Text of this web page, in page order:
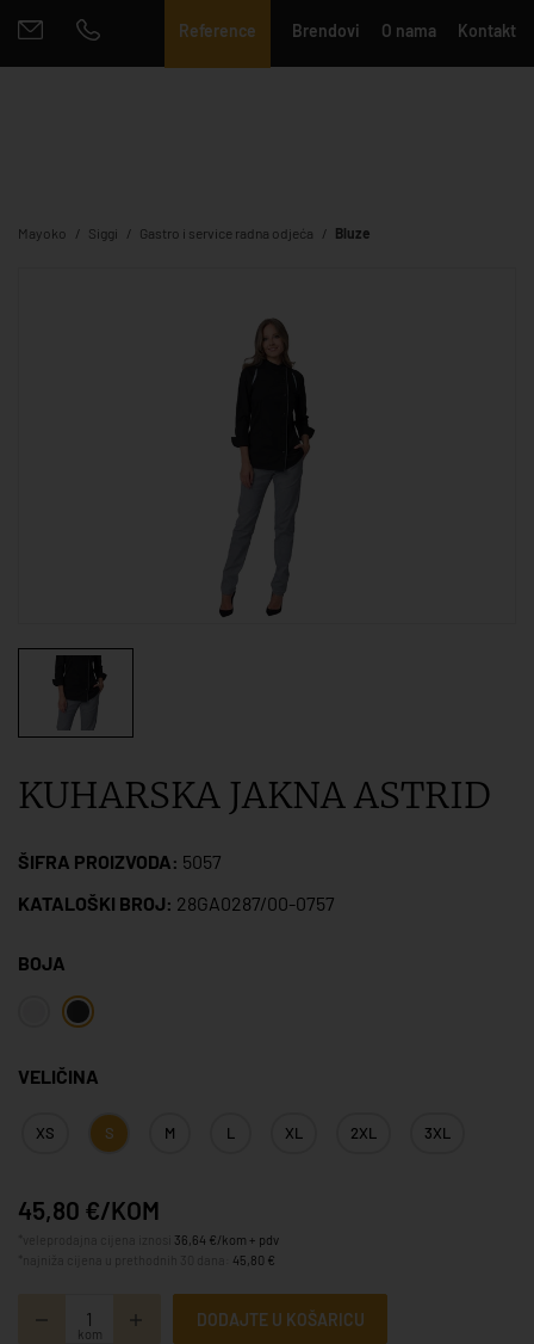
Reference Brendovi O nama Kontakt
Mayoko Siggi Gastro i service radna odjeća Bluze
KUHARSKA JAKNA ASTRID
ŠIFRA PROIZVODA: 5057
KATALOŠKI BROJ: 28GA0287/00-0757
BOJA
VELIČINA
XS S M L XL 2XL 3XL
45,80 €/KOM
36,64 €/kom + pdv
45,80 €
kom
DODAJTE U KOŠARICU